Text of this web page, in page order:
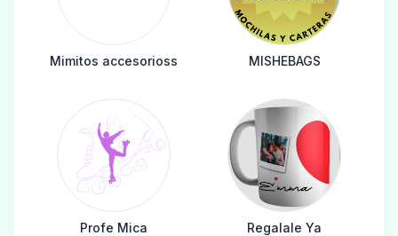
Mimitos accesorioss MISHEBAGS
Profe Mica Regalale Ya